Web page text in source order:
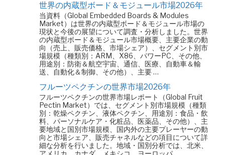
世界の内蔵型ボード＆モジュール市場2026年
当資料（Global Embedded Boards & Modules
Market）は世界の内蔵型ボード＆モジュール市場の
現状と今後の展望について調査・分析しました。世界
の内蔵型ボード＆モジュール市場概要、主要企業の動
向（売上、販売価格、市場シェア）、セグメント別市
場規模（種類別：ARM、X86、パワーPC、その他、
用途別：防衛＆航空宇宙、通信、医療、自動車＆輸
送、自動化＆制御、その他）、主要 …
フルーツペクチンの世界市場2026年
フルーツペクチンの世界市場レポート（Global Fruit
Pectin Market）では、セグメント別市場規模（種類
別：乾燥ペクチン、液体ペクチン、用途別：食品・飲
料、パーソナルケア・化粧品、医薬品、その他）、主
要地域と国別市場規模、国内外の主要プレーヤーの動
向と市場シェア、販売チャネルなどの項目について詳
細な分析を行いました。地域・国別分析では、北米、
アメリカ、カナダ、メキシコ、ヨーロッパ …